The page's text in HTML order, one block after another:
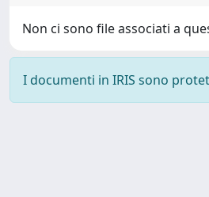
Non ci sono file associati a
I documenti in IRIS sono